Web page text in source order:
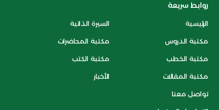
روابط سريعة
الرئيسية السيرة الذاتية
مكتبة الدروس مكتبة المحاضرات
مكتبة الخطب مكتبة الكتب
مكتبة المقالات الأخبار
تواصل معنا